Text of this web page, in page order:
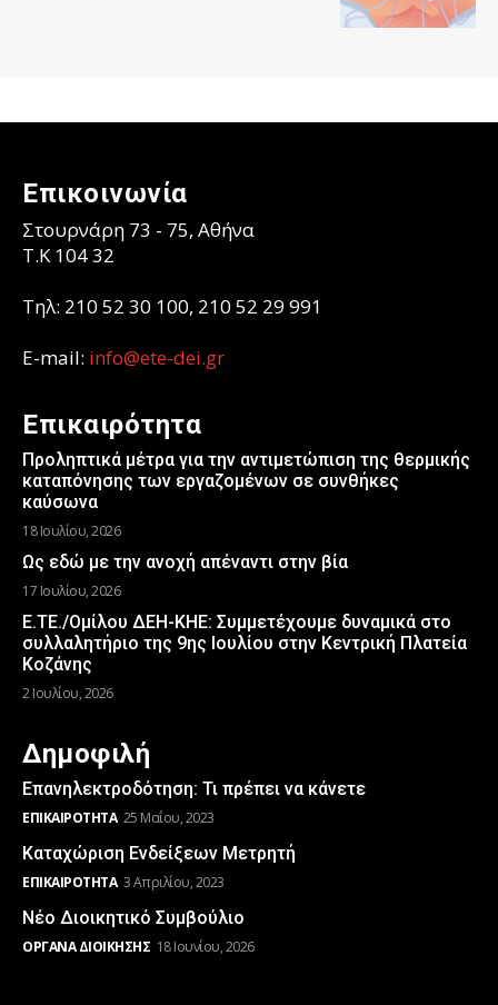
Επικοινωνία
Στουρνάρη 73 - 75, Αθήνα
T.K 104 32
Τηλ: 210 52 30 100, 210 52 29 991
E-mail: info@ete-dei.gr
Επικαιρότητα
Προληπτικά μέτρα για την αντιμετώπιση της θερμικής
καταπόνησης των εργαζομένων σε συνθήκες
καύσωνα
18 Ιουλίου, 2026
Ως εδώ με την ανοχή απέναντι στην βία
17 Ιουλίου, 2026
Ε.ΤΕ./Ομίλου ΔΕΗ-ΚΗΕ: Συμμετέχουμε δυναμικά στο
συλλαλητήριο της 9ης Ιουλίου στην Κεντρική Πλατεία
Κοζάνης
2 Ιουλίου, 2026
Δημοφιλή
Επανηλεκτροδότηση: Τι πρέπει να κάνετε
ΕΠΙΚΑΙΡΌΤΗΤΑ 25 Μαΐου, 2023
Καταχώριση Ενδείξεων Μετρητή
ΕΠΙΚΑΙΡΌΤΗΤΑ 3 Απριλίου, 2023
Νέο Διοικητικό Συμβούλιο
ΌΡΓΑΝΑ ΔΙΟΊΚΗΣΗΣ 18 Ιουνίου, 2026